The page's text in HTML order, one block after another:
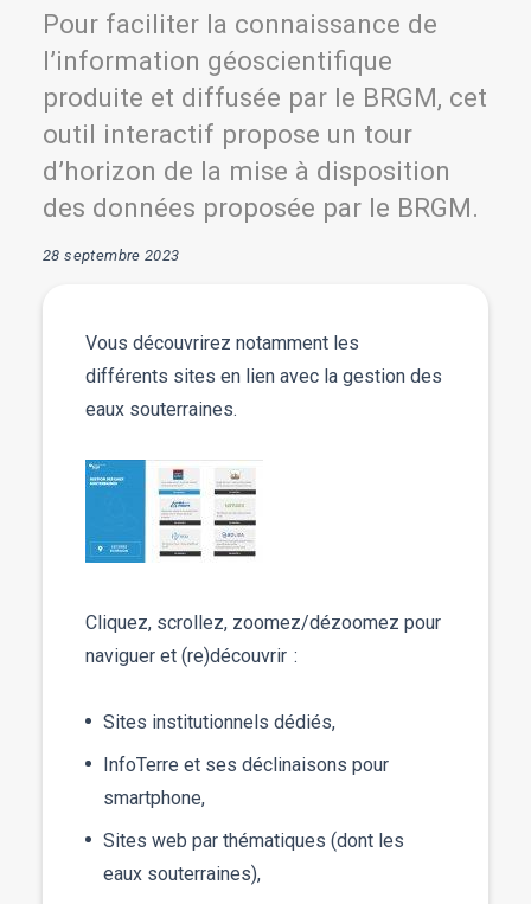
Pour faciliter la connaissance de
l’information géoscientifique
produite et diffusée par le BRGM, cet
outil interactif propose un tour
d’horizon de la mise à disposition
des données proposée par le BRGM.
28 septembre 2023
Vous découvrirez notamment les
différents sites en lien avec la gestion des
eaux souterraines.
Cliquez, scrollez, zoomez/dézoomez pour
naviguer et (re)découvrir :
Sites institutionnels dédiés,
InfoTerre et ses déclinaisons pour
smartphone,
Sites web par thématiques (dont les
eaux souterraines),